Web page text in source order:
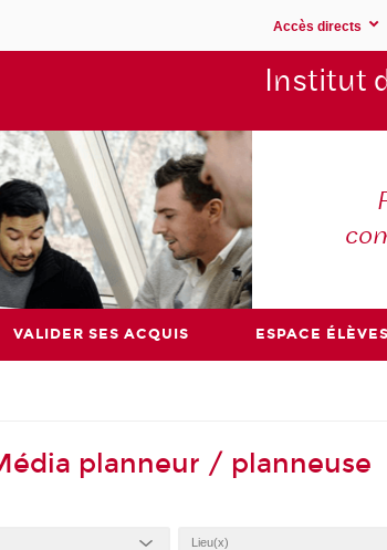
Accès directs
Institut
VALIDER SES ACQUIS ESPACE ÉLÈVES
planneur / planneuse